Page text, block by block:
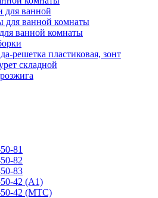
для ванной
для ванной комнаты
ванной комнаты
решетка пластиковая, зонт
складной
81
82
83
42 (А1)
50-42 (МТС)